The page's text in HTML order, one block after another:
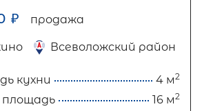
₽ продажа
Всеволожский район
кухни 4 м2
16 м2